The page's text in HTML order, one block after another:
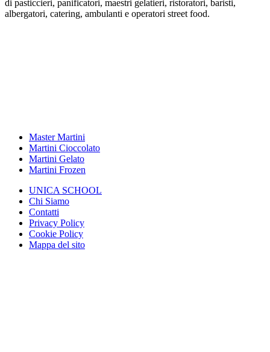
di pasticcieri, panificatori, maestri gelatieri, ristoratori, baristi,
albergatori, catering, ambulanti e operatori street food.
Master Martini
Martini Cioccolato
Martini Gelato
Martini Frozen
UNICA SCHOOL
Chi Siamo
Contatti
Privacy Policy
Cookie Policy
Mappa del sito